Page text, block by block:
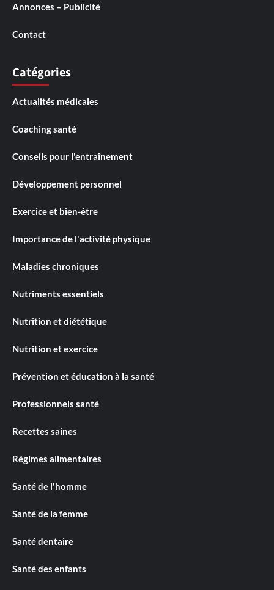
Annonces – Publicité
Contact
Catégories
Actualités médicales
Coaching santé
Conseils pour l'entraînement
Développement personnel
Exercice et bien-être
Importance de l'activité physique
Maladies chroniques
Nutriments essentiels
Nutrition et diététique
Nutrition et exercice
Prévention et éducation à la santé
Professionnels santé
Recettes saines
Régimes alimentaires
Santé de l'homme
Santé de la femme
Santé dentaire
Santé des enfants